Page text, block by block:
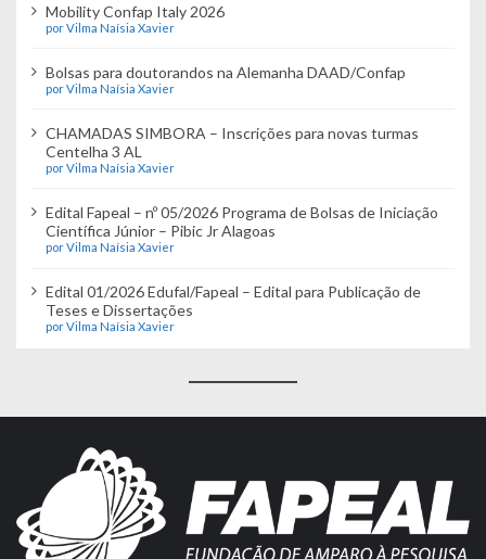
Mobility Confap Italy 2026
por Vilma Naísia Xavier
Bolsas para doutorandos na Alemanha DAAD/Confap
por Vilma Naísia Xavier
CHAMADAS SIMBORA – Inscrições para novas turmas
Centelha 3 AL
por Vilma Naísia Xavier
Edital Fapeal – nº 05/2026 Programa de Bolsas de Iniciação
Científica Júnior – Pibic Jr Alagoas
por Vilma Naísia Xavier
Edital 01/2026 Edufal/Fapeal – Edital para Publicação de
Teses e Dissertações
por Vilma Naísia Xavier